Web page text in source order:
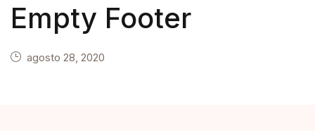
Empty Footer
agosto 28, 2020